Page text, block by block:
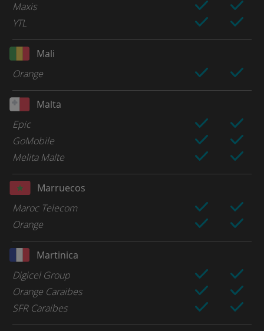
Maxis
YTL
Mali
Orange
Malta
Epic
GoMobile
Melita Malte
Marruecos
Maroc Telecom
Orange
Martinica
Digicel Group
Orange Caraibes
SFR Caraibes